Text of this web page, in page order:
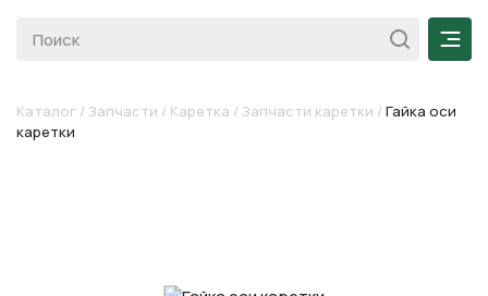
Каталог / Запчасти / Каретка / Запчасти каретки / Гайка оси
каретки